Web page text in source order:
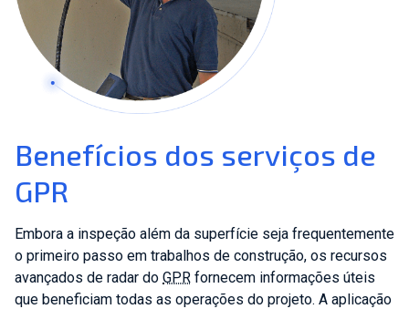
Benefícios dos serviços de
GPR
Embora a inspeção além da superfície seja frequentemente
o primeiro passo em trabalhos de construção, os recursos
avançados de radar do GPR fornecem informações úteis
que beneficiam todas as operações do projeto. A aplicação